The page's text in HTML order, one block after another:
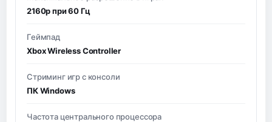
2160p при 60 Гц
Геймпад
Xbox Wireless Controller
Стриминг игр с консоли
ПК Windows
Частота центрального процессора